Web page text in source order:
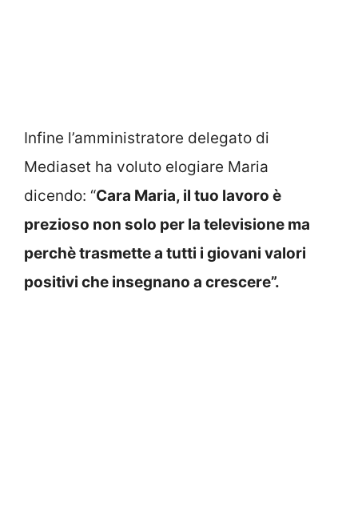
Infine l’amministratore delegato di
Mediaset ha voluto elogiare Maria
dicendo: “Cara Maria, il tuo lavoro è
prezioso non solo per la televisione ma
perchè trasmette a tutti i giovani valori
positivi che insegnano a crescere”.